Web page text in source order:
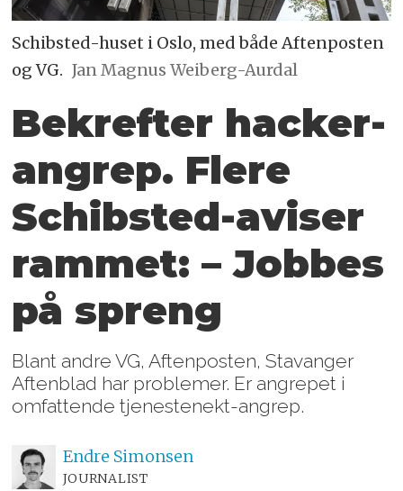
Schibsted-huset i Oslo, med både Aftenposten
og VG. Jan Magnus Weiberg-Aurdal
Bekrefter hacker-
angrep. Flere
Schibsted-aviser
rammet: – Jobbes
på spreng
Blant andre VG, Aftenposten, Stavanger
Aftenblad har problemer. Er angrepet i
omfattende tjenestenekt-angrep.
Endre Simonsen
JOURNALIST